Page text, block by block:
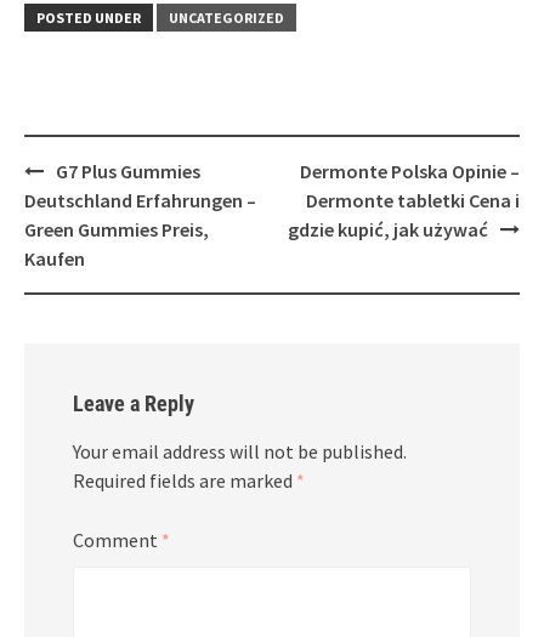
POSTED UNDER UNCATEGORIZED
Post
navigation
G7 Plus Gummies
Deutschland Erfahrungen –
Green Gummies Preis,
Kaufen
Dermonte Polska Opinie –
Dermonte tabletki Cena i
gdzie kupić, jak używać
Leave a Reply
Your email address will not be published.
Required fields are marked *
Comment *